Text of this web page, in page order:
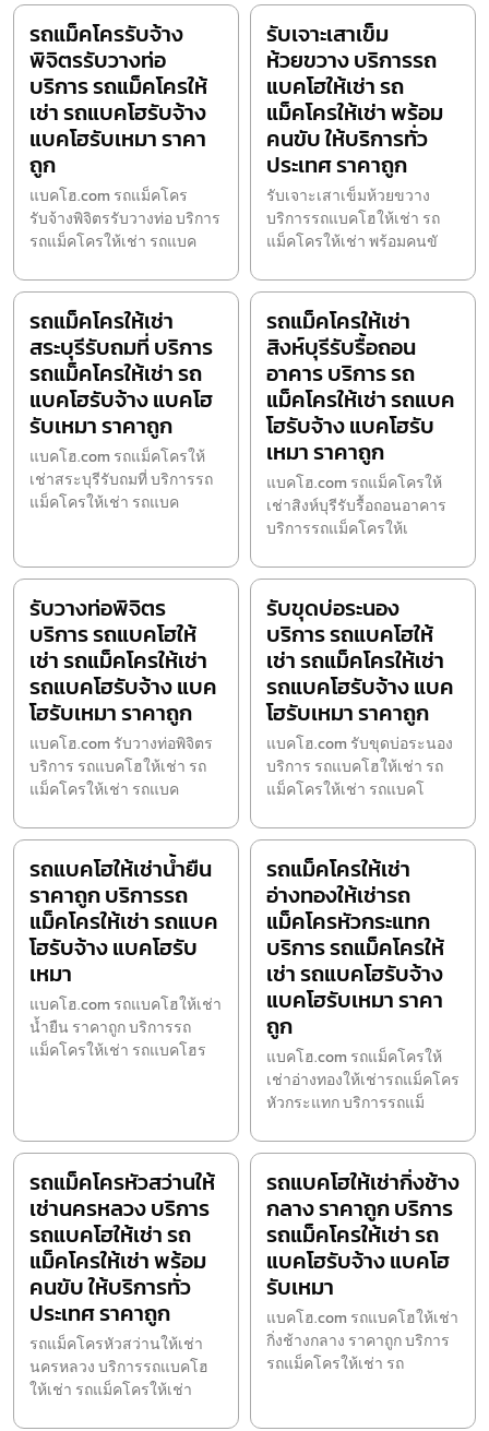
รถแม็คโครรับจ้าง
พิจิตรรับวางท่อ
บริการ รถแม็คโครให้
เช่า รถแบคโฮรับจ้าง
แบคโฮรับเหมา ราคา
ถูก
แบคโฮ.com รถแม็คโคร
รับจ้างพิจิตรรับวางท่อ บริการ
รถแม็คโครให้เช่า รถแบค
รับเจาะเสาเข็ม
ห้วยขวาง บริการรถ
แบคโฮให้เช่า รถ
แม็คโครให้เช่า พร้อม
คนขับ ให้บริการทั่ว
ประเทศ ราคาถูก
รับเจาะเสาเข็มห้วยขวาง
บริการรถแบคโฮให้เช่า รถ
แม็คโครให้เช่า พร้อมคนขั
รถแม็คโครให้เช่า
สระบุรีรับถมที่ บริการ
รถแม็คโครให้เช่า รถ
แบคโฮรับจ้าง แบคโฮ
รับเหมา ราคาถูก
แบคโฮ.com รถแม็คโครให้
เช่าสระบุรีรับถมที่ บริการรถ
แม็คโครให้เช่า รถแบค
รถแม็คโครให้เช่า
สิงห์บุรีรับรื้อถอน
อาคาร บริการ รถ
แม็คโครให้เช่า รถแบค
โฮรับจ้าง แบคโฮรับ
เหมา ราคาถูก
แบคโฮ.com รถแม็คโครให้
เช่าสิงห์บุรีรับรื้อถอนอาคาร
บริการรถแม็คโครให้เ
รับวางท่อพิจิตร
บริการ รถแบคโฮให้
เช่า รถแม็คโครให้เช่า
รถแบคโฮรับจ้าง แบค
โฮรับเหมา ราคาถูก
แบคโฮ.com รับวางท่อพิจิตร
บริการ รถแบคโฮให้เช่า รถ
แม็คโครให้เช่า รถแบค
รับขุดบ่อระนอง
บริการ รถแบคโฮให้
เช่า รถแม็คโครให้เช่า
รถแบคโฮรับจ้าง แบค
โฮรับเหมา ราคาถูก
แบคโฮ.com รับขุดบ่อระนอง
บริการ รถแบคโฮให้เช่า รถ
แม็คโครให้เช่า รถแบคโ
รถแบคโฮให้เช่าน้ำยืน
ราคาถูก บริการรถ
แม็คโครให้เช่า รถแบค
โฮรับจ้าง แบคโฮรับ
เหมา
แบคโฮ.com รถแบคโฮให้เช่า
น้ำยืน ราคาถูก บริการรถ
แม็คโครให้เช่า รถแบคโฮร
รถแม็คโครให้เช่า
อ่างทองให้เช่ารถ
แม็คโครหัวกระแทก
บริการ รถแม็คโครให้
เช่า รถแบคโฮรับจ้าง
แบคโฮรับเหมา ราคา
ถูก
แบคโฮ.com รถแม็คโครให้
เช่าอ่างทองให้เช่ารถแม็คโคร
หัวกระแทก บริการรถแม็
รถแม็คโครหัวสว่านให้
เช่านครหลวง บริการ
รถแบคโฮให้เช่า รถ
แม็คโครให้เช่า พร้อม
คนขับ ให้บริการทั่ว
ประเทศ ราคาถูก
รถแม็คโครหัวสว่านให้เช่า
นครหลวง บริการรถแบคโฮ
ให้เช่า รถแม็คโครให้เช่า
รถแบคโฮให้เช่ากิ่งช้าง
กลาง ราคาถูก บริการ
รถแม็คโครให้เช่า รถ
แบคโฮรับจ้าง แบคโฮ
รับเหมา
แบคโฮ.com รถแบคโฮให้เช่า
กิ่งช้างกลาง ราคาถูก บริการ
รถแม็คโครให้เช่า รถ